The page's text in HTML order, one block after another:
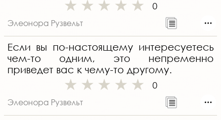
0
Элеонора Рузвельт
Если вы по-настоящему интересуетесь
чем-то одним, это непременно
приведет вас к чему-то другому.
0
Элеонора Рузвельт